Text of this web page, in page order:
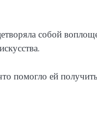
собой
помогло ей получить